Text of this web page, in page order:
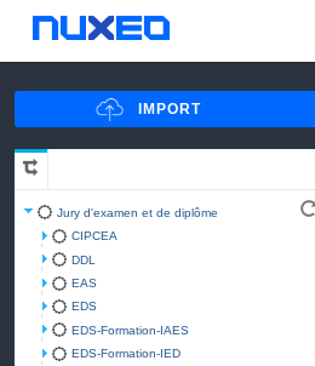
Jury d'examen et de diplôme
CIPCEA
DDL
EAS
EDS
EDS-Formation-IAES
EDS-Formation-IED